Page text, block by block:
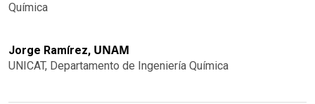
Química
Jorge Ramírez, UNAM
UNICAT, Departamento de Ingeniería Química